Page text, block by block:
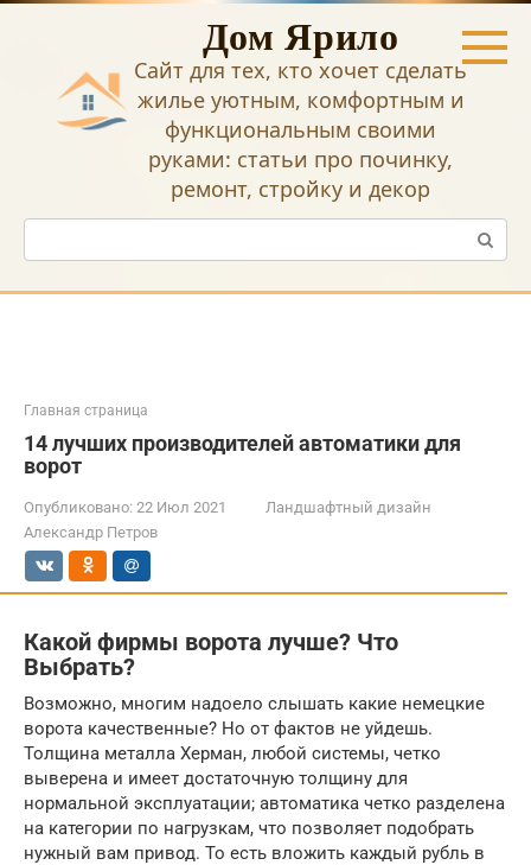
Перейти
Дом Ярило
Сайт для тех, кто хочет сделать
жилье уютным, комфортным и
функциональным своими
руками: статьи про починку,
ремонт, стройку и декор
Поиск:
Главная страница
14 лучших производителей автоматики для
ворот
Опубликовано: 22 Июл 2021
Ландшафтный дизайн
Александр Петров
Какой фирмы ворота лучше? Что
Выбрать?
Возможно, многим надоело слышать какие немецкие
ворота качественные? Но от фактов не уйдешь.
Толщина металла Херман, любой системы, четко
выверена и имеет достаточную толщину для
нормальной эксплуатации; автоматика четко разделена
на категории по нагрузкам, что позволяет подобрать
нужный вам привод. То есть вложить каждый рубль в